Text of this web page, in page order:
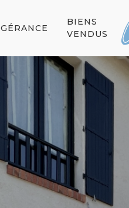
GÉRANCE
BIENS
VENDUS